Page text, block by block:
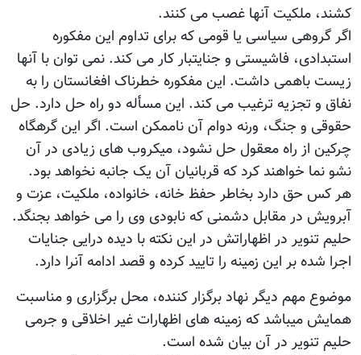
کشند، ملکیت آنها غصب می کنند.
اگر گروهی سیاسی یا قومی که برای تداوم این مفکوره
استبدادی، فاشیستی و جنایتبار کار می کند. نمی توان با آنها
زیست باهمی داشت. این مفکوره خطرناک افغانستان را به
نفاق و تجزیه ترغیب می کند. این مسأله دو راه حل دارد. حل
حقوقی و جنگ، ورنه دوام آن ناممکن است. اگر این گرهگاه
چرکین از راه معقول حل نشود، میکروب های زیادی در آن
نشو نما خواهند کرد که قربانیان آن یک جانبه نخواهد بود.
هر کس حق دارد بخاطر حفظ خانه، خانواده، ملکیت، عزت و
آبرویش در مقابل دشمنی که نابودی وی را می خواهد بجنگد.
حلیم تنویر در اظهاراتش در این نکته با دیده درایی جنایات
اجرا شده بر این زمینه را تایید کرده و قصد ادامه آنرا دارد.
موضوع مهم دیگر نهاد برگزار کننده، محل برگزاری و مناسبت
همایش میباشد که زمینه های اظهارات غیر اخلاقی و جرمی
حلیم تنویر در آن بیان شده است.